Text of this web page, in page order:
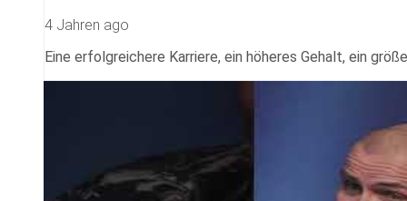
4 Jahren ago
Eine erfolgreichere Karriere, ein höheres Gehalt, ein